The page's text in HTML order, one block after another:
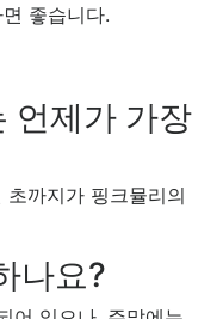
좋습니다.
언제가 가장
초까지가 핑크뮬리의
나요?